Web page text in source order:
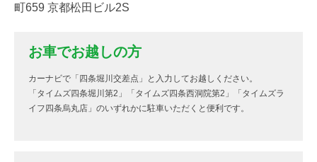
町659 京都松田ビル2S
お車でお越しの方
カーナビで「四条堀川交差点」と入力してお越しください。
「タイムズ四条堀川第2」「タイムズ四条西洞院第2」「タイムズラ
イフ四条烏丸店」のいずれかに駐車いただくと便利です。